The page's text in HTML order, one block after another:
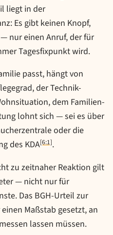
liegt in der
Es gibt keinen Knopf,
nur einen Anruf, der für
Tagesfixpunkt wird.
passt, hängt von
der Technik-
dem Familien-
lohnt sich — sei es über
oder die
des KDA[6:1].
zu zeitnaher Reaktion gilt
— nicht nur für
Das BGH-Urteil zur
Maßstab gesetzt, an
lassen müssen.